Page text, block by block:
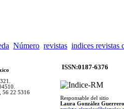
Número revistas indices revistas
56 22 5316
ISSN:0187-6376
Responsable del sitio
Laura González Guerrero